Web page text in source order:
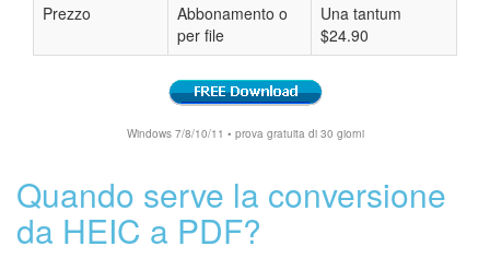
Prezzo
Abbonamento o
per file
Una tantum
$24.90
Windows 7/8/10/11 • prova gratuita di 30 giorni
Quando serve la conversione
da HEIC a PDF?